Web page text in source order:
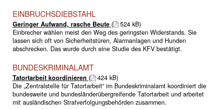
EINBRUCHSDIEBSTAHL
Geringer Aufwand, rasche Beute (
524 kB)
Einbrecher wählen meist den Weg des geringsten Widerstands. Sie
lassen sich oft von Sicherheitstüren, Alarmanlagen und Hunden
abschrecken. Das wurde durch eine Studie des KFV bestätigt.
BUNDESKRIMINALAMT
Tatortarbeit koordinieren (
424 kB)
Die „Zentralstelle für Tatortarbeit“ im Bundeskriminalamt koordiniert die
bundesweite und bundesländerübergreifende Tatortarbeit und arbeitet
mit ausländischen Strafverfolgungsbehörden zusammen.